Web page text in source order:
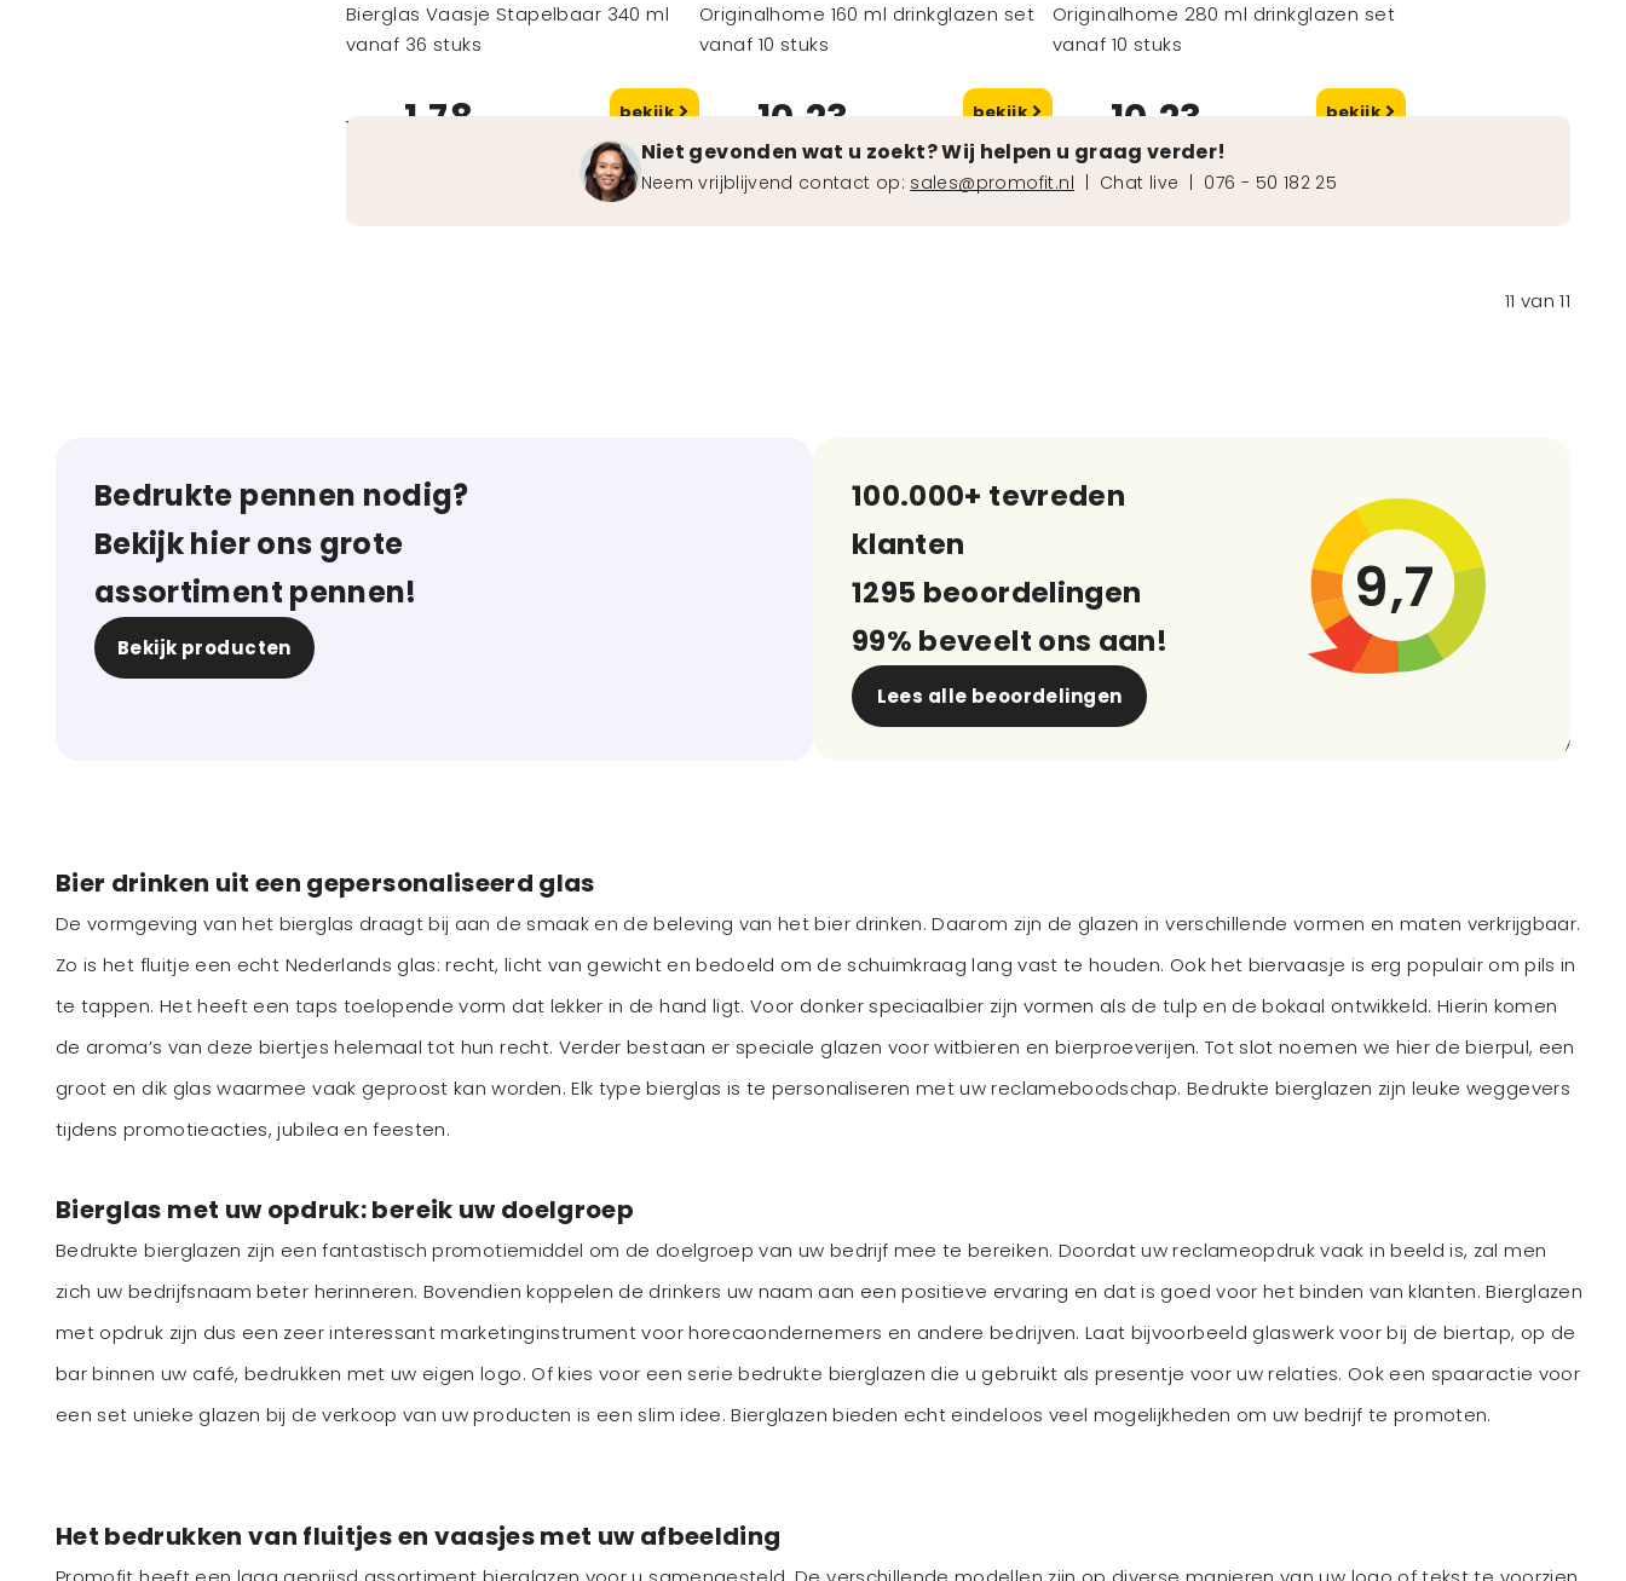
Bierglas Vaasje Stapelbaar 340 ml
vanaf 36 stuks
vanaf 1,78 bekijk
Originalhome 160 ml drinkglazen set
vanaf 10 stuks
10,23 bekijk
Originalhome 280 ml drinkglazen set
vanaf 10 stuks
10,23 bekijk
Niet gevonden wat u zoekt? Wij helpen u graag verder!
Neem vrijblijvend contact op: sales@promofit.nl Chat live 076 - 50 182 25
11 van 11
Bedrukte pennen nodig?
Bekijk hier ons grote
assortiment pennen!
Bekijk producten
100.000+ tevreden
klanten
1295 beoordelingen
99% beveelt ons aan!
Lees alle beoordelingen
9,7
Bier drinken uit een gepersonaliseerd glas
De vormgeving van het bierglas draagt bij aan de smaak en de beleving van het bier drinken. Daarom zijn de glazen in verschillende vormen en maten verkrijgbaar.
Zo is het fluitje een echt Nederlands glas: recht, licht van gewicht en bedoeld om de schuimkraag lang vast te houden. Ook het biervaasje is erg populair om pils in
te tappen. Het heeft een taps toelopende vorm dat lekker in de hand ligt. Voor donker speciaalbier zijn vormen als de tulp en de bokaal ontwikkeld. Hierin komen
de aroma’s van deze biertjes helemaal tot hun recht. Verder bestaan er speciale glazen voor witbieren en bierproeverijen. Tot slot noemen we hier de bierpul, een
groot en dik glas waarmee vaak geproost kan worden. Elk type bierglas is te personaliseren met uw reclameboodschap. Bedrukte bierglazen zijn leuke weggevers
tijdens promotieacties, jubilea en feesten.
Bierglas met uw opdruk: bereik uw doelgroep
Bedrukte bierglazen zijn een fantastisch promotiemiddel om de doelgroep van uw bedrijf mee te bereiken. Doordat uw reclameopdruk vaak in beeld is, zal men
zich uw bedrijfsnaam beter herinneren. Bovendien koppelen de drinkers uw naam aan een positieve ervaring en dat is goed voor het binden van klanten. Bierglazen
met opdruk zijn dus een zeer interessant marketinginstrument voor horecaondernemers en andere bedrijven. Laat bijvoorbeeld glaswerk voor bij de biertap, op de
bar binnen uw café, bedrukken met uw eigen logo. Of kies voor een serie bedrukte bierglazen die u gebruikt als presentje voor uw relaties. Ook een spaaractie voor
een set unieke glazen bij de verkoop van uw producten is een slim idee. Bierglazen bieden echt eindeloos veel mogelijkheden om uw bedrijf te promoten.
Het bedrukken van fluitjes en vaasjes met uw afbeelding